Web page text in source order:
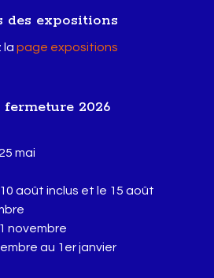
des expositions
la page expositions
fermeture 2026
mai
août inclus et le 15 août
novembre
au 1er janvier